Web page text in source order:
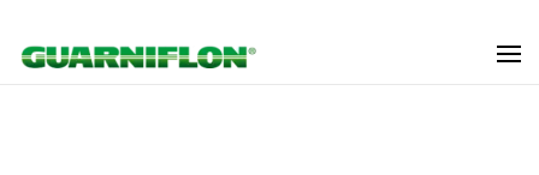
Skip to main content